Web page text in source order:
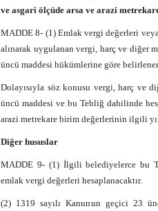
ve asgari ölçüde arsa ve arazi
MADDE 8- (1) Emlak vergi değerleri
alınarak uygulanan vergi, harç ve diğer
üncü maddesi hükümlerine göre
Dolayısıyla söz konusu vergi, harç ve
üncü maddesi ve bu Tebliğ dahilinde
arazi metrekare birim değerlerinin ilgili
Diğer hususlar
MADDE 9- (1) İlgili belediyelerce bu
emlak vergi değerleri hesaplanacaktır.
(2) 1319 sayılı Kanunun geçici 23